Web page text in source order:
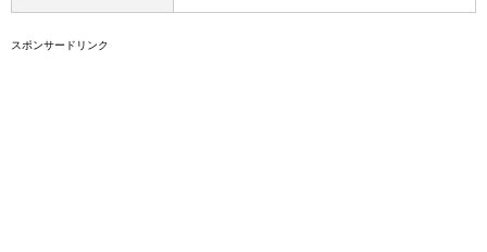
スポンサードリンク